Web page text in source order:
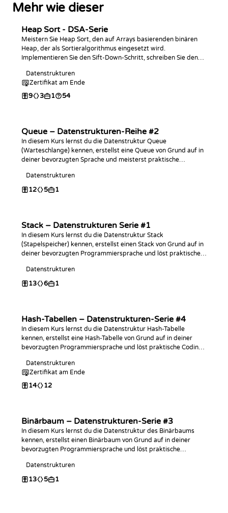
Mehr wie dieser
Heap Sort - DSA-Serie
Meistern Sie Heap Sort, den auf Arrays basierenden binären
Heap, der als Sortieralgorithmus eingesetzt wird.
Implementieren Sie den Sift-Down-Schritt, schreiben Sie den
Wahl, analysieren Sie die O(n log n) Zeit- sowie O(1)
Platzkomplexität und üben Sie mit Coding-Challenges.
Datenstrukturen
Zertifikat am Ende
9 3 1 54
Queue – Datenstrukturen-Reihe #2
In diesem Kurs lernst du die Datenstruktur Queue
(Warteschlange) kennen, erstellst eine Queue von Grund auf in
deiner bevorzugten Sprache und meisterst praktische
Datenstrukturen
12 5 1
Stack – Datenstrukturen Serie #1
In diesem Kurs lernst du die Datenstruktur Stack
(Stapelspeicher) kennen, erstellst einen Stack von Grund auf in
deiner bevorzugten Programmiersprache und löst praktische
Datenstrukturen
13 6 1
Hash-Tabellen – Datenstrukturen-Serie #4
In diesem Kurs lernst du die Datenstruktur Hash-Tabelle
kennen, erstellst eine Hash-Tabelle von Grund auf in deiner
bevorzugten Programmiersprache und löst praktische Coding-
Datenstrukturen
Zertifikat am Ende
14 12
Binärbaum – Datenstrukturen-Serie #3
In diesem Kurs lernst du die Datenstruktur des Binärbaums
kennen, erstellst einen Binärbaum von Grund auf in deiner
bevorzugten Programmiersprache und löst praktische
Datenstrukturen
13 5 1